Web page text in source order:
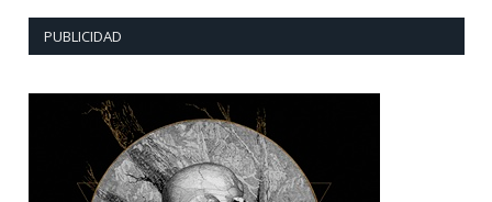
PUBLICIDAD